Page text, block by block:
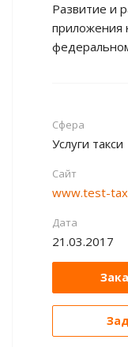
Развитие и
приложения
Сфера
Услуги такси
Сайт
www.test-
Дата
21.03.2017